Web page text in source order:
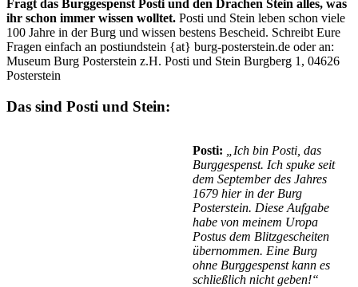
Fragt das Burggespenst Posti und den Drachen Stein alles, was
ihr schon immer wissen wolltet. Posti und Stein leben schon viele
100 Jahre in der Burg und wissen bestens Bescheid. Schreibt Eure
Fragen einfach an postiundstein {at} burg-posterstein.de oder an:
Museum Burg Posterstein z.H. Posti und Stein Burgberg 1, 04626
Posterstein
Das sind Posti und Stein:
Posti: „Ich bin Posti, das
Burggespenst. Ich spuke seit
dem September des Jahres
1679 hier in der Burg
Posterstein. Diese Aufgabe
habe von meinem Uropa
Postus dem Blitzgescheiten
übernommen. Eine Burg
ohne Burggespenst kann es
schließlich nicht geben!“